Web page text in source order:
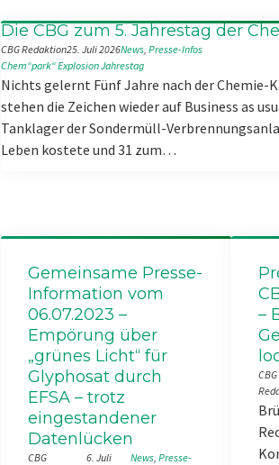
Die CBG zum 5. Jahrestag der
CBG Redaktion25. Juli 2026News, Presse-Infos
Chem“park“ExplosionJahrestag
Nichts gelernt Fünf Jahre nach der Chemie-
stehen die Zeichen wieder auf Business as
Tanklager der Sondermüll-
Leben kostete und 31 zum…
Gemeinsame Presse-
Information vom
06.07.2023 –
Empörung über
„grünes Licht“ für
Glyphosat durch
EFSA – trotz
eingestandener
Datenlücken
CBG
6. Juli
News, Presse-
–
CBG